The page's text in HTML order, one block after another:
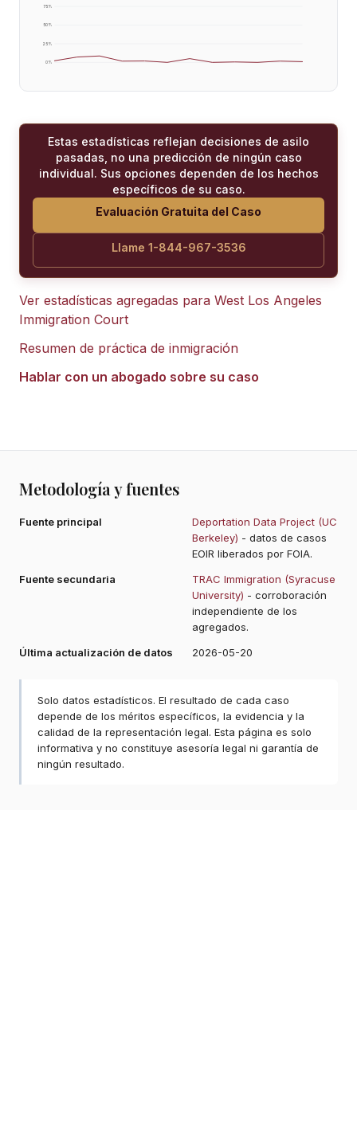
0%
25%
50%
75%
Estas estadísticas reflejan decisiones de asilo
pasadas, no una predicción de ningún caso
individual. Sus opciones dependen de los hechos
específicos de su caso.
Evaluación Gratuita del Caso
Llame 1-844-967-3536
Ver estadísticas agregadas para West Los Angeles
Immigration Court
Resumen de práctica de inmigración
Hablar con un abogado sobre su caso
Metodología y fuentes
Fuente principal
Deportation Data Project (UC
Berkeley) - datos de casos
EOIR liberados por FOIA.
Fuente secundaria
TRAC Immigration (Syracuse
University) - corroboración
independiente de los
agregados.
Última actualización de datos
2026-05-20
Solo datos estadísticos. El resultado de cada caso
depende de los méritos específicos, la evidencia y la
calidad de la representación legal. Esta página es solo
informativa y no constituye asesoría legal ni garantía de
ningún resultado.